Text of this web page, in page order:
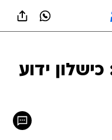
ידוע